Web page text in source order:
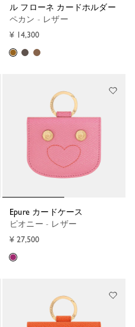
ル フローネ カードホルダー
ペカン - レザー
¥ 14,300
Epure カードケース
ピオニー - レザー
¥ 27,500